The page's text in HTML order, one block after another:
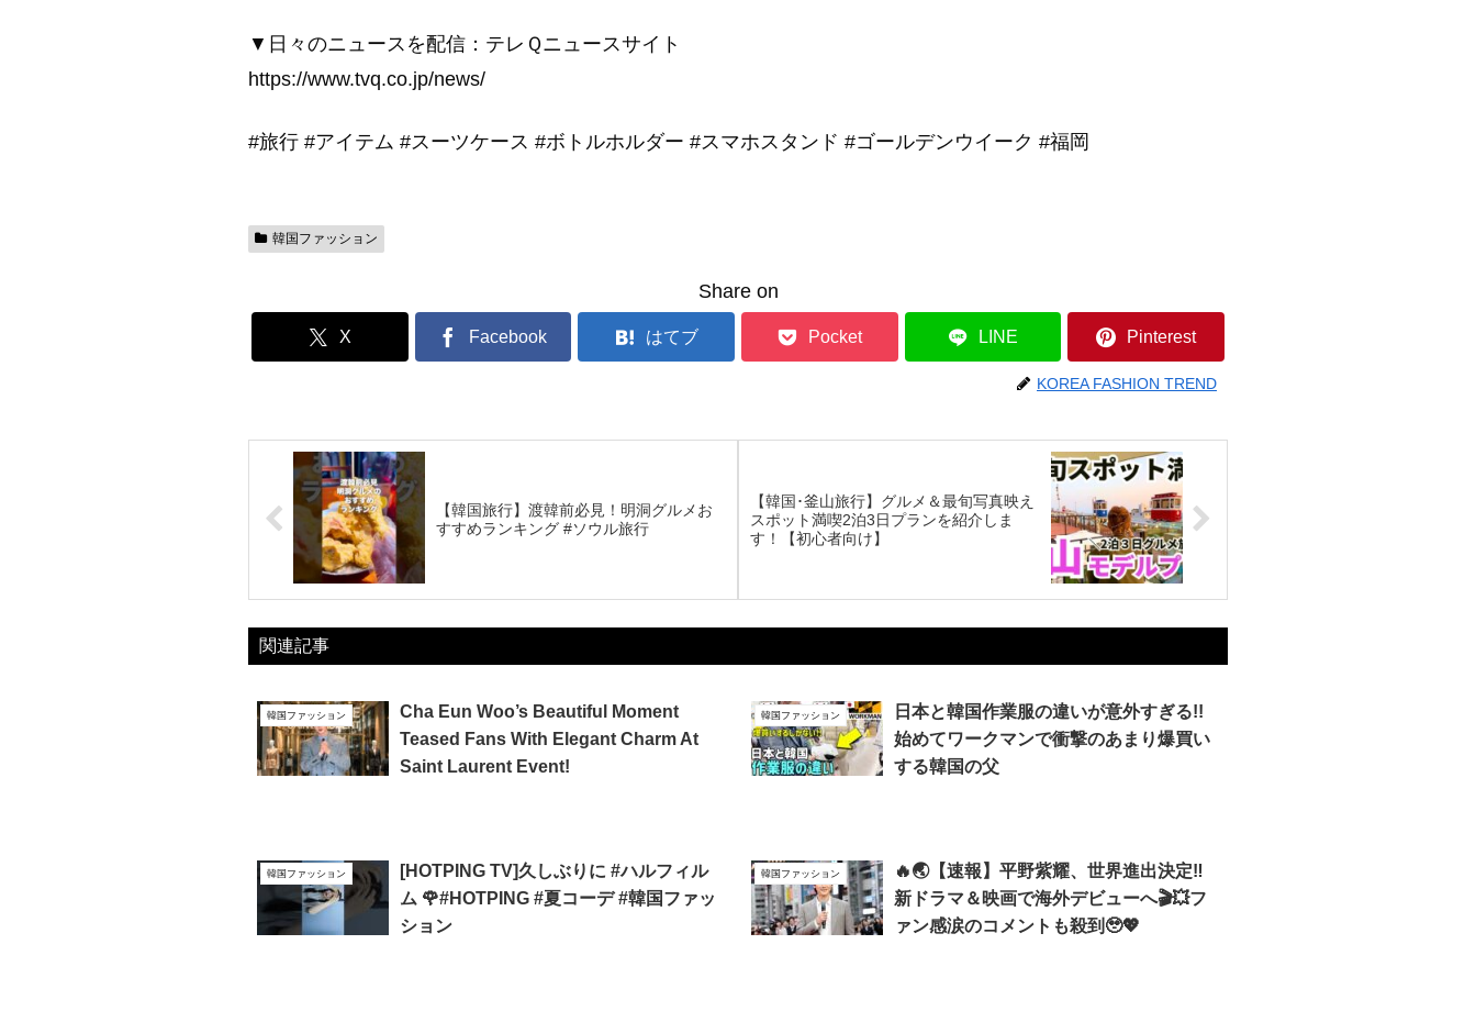
▼日々のニュースを配信：テレＱニュースサイト
https://www.tvq.co.jp/news/
#旅行 #アイテム #スーツケース #ボトルホルダー #スマホスタンド #ゴールデンウイーク #福岡
韓国ファッション
Share on
X Facebook はてブ Pocket LINE Pinterest
KOREA FASHION TREND
【韓国旅行】渡韓前必見！明洞グルメお
すすめランキング #ソウル旅行
【韓国･釜山旅行】グルメ＆最旬写真映え
スポット満喫2泊3日プランを紹介しま
す！【初心者向け】
関連記事
韓国ファッション
Cha Eun Woo’s Beautiful Moment
Teased Fans With Elegant Charm At
Saint Laurent Event!
韓国ファッション
日本と韓国作業服の違いが意外すぎる!!
始めてワークマンで衝撃のあまり爆買い
する韓国の父
韓国ファッション
[HOTPING TV]久しぶりに #ハルフィル
ム 🌹#HOTPING #夏コーデ #韓国ファッ
ション
韓国ファッション
🔥🌏【速報】平野紫耀、世界進出決定‼️
新ドラマ＆映画で海外デビューへ🎬💥フ
ァン感涙のコメントも殺到🥹💖